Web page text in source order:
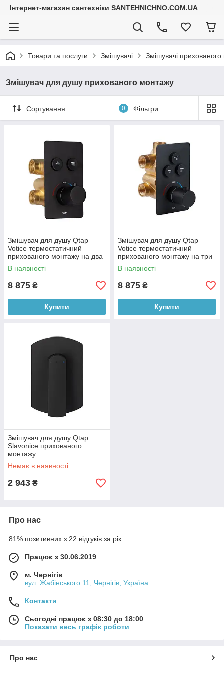
Інтернет-магазин сантехніки SANTEHNICHNO.COM.UA
Товари та послуги Змішувачі Змішувачі
Змішувач для душу прихованого монтажу
Сортування 0 Фільтри
Змішувач для душу Qtap
Votice термостатичний
прихованого монтажу на два
споживача
QTVOT6442T105NKB Black
В наявності
8 875 ₴
Купити
Змішувач для душу Qtap
Votice термостатичний
прихованого монтажу на три
споживача
QTVOT6443T105NKB Black
В наявності
8 875 ₴
Купити
Змішувач для душу Qtap
Slavonice прихованого
монтажу
QTSLA267BLM45903 Black
Matt
Немає в наявності
2 943 ₴
Про нас
81% позитивних з 22 відгуків за рік
Працює з 30.06.2019
м. Чернігів
вул. Жабінського 11, Чернігів, Україна
Контакти
Сьогодні працює з 08:30 до 18:00
Показати весь графік роботи
Про нас